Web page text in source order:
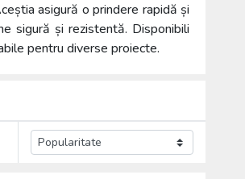
asigură o prindere rapidă și
sigură și rezistentă. Disponibili
pentru diverse proiecte.